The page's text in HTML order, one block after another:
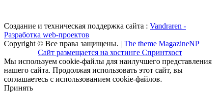
Создание и техническая поддержка сайта : Vandraren -
Разработка web-проектов
Copyright © Все права защищены. | The theme MagazineNP
Сайт размещается на хостинге Спринтхост
Мы используем cookie-файлы для наилучшего представления
нашего сайта. Продолжая использовать этот сайт, вы
соглашаетесь с использованием cookie-файлов.
Принять